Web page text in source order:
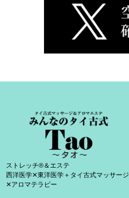
ストレッチ®＆エステ
西洋医学✕東洋医学＋タイ古式マッサージ
✕アロマテラピー